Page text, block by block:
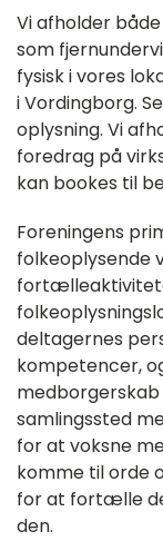
Vi afholder
som
fysisk i vores
i Vordingborg.
oplysning. Vi
foredrag på
kan bookes til
Foreningens
folkeoplysende
deltagernes
kompetencer,
samlingssted
for at voksne
komme til orde
for at fortælle
den.